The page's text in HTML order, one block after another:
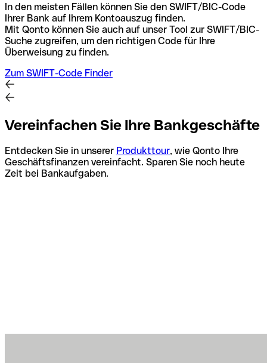
In den meisten Fällen können Sie den SWIFT/BIC-Code
Ihrer Bank auf Ihrem Kontoauszug finden.
Mit Qonto können Sie auch auf unser Tool zur SWIFT/BIC-
Suche zugreifen, um den richtigen Code für Ihre
Überweisung zu finden.
Zum SWIFT-Code Finder
Vereinfachen Sie Ihre Bankgeschäfte
Entdecken Sie in unserer Produkttour, wie Qonto Ihre
Geschäftsfinanzen vereinfacht. Sparen Sie noch heute
Zeit bei Bankaufgaben.